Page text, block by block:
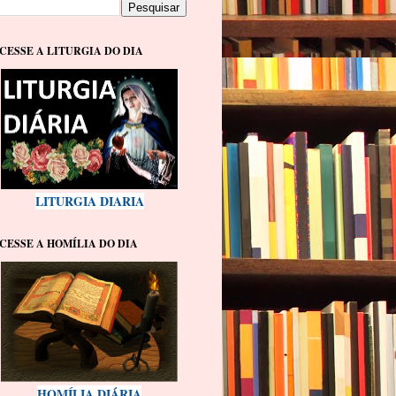
A LITURGIA DO DIA
LITURGIA DIARIA
A HOMÍLIA DO DIA